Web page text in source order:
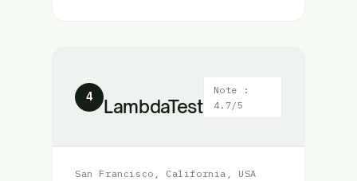
4 LambdaTest
Note :
4.7/5
San Francisco, California, USA